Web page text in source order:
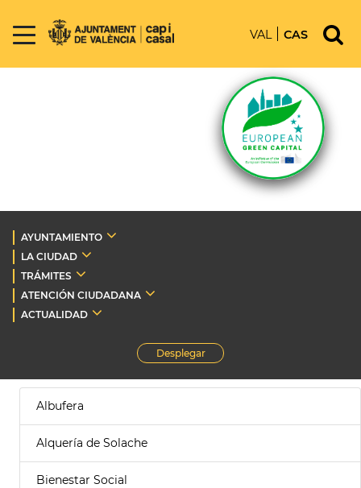
VAL CAS
AYUNTAMIENTO
LA CIUDAD
TRÁMITES
ATENCIÓN CIUDADANA
ACTUALIDAD
Desplegar
Albufera
Alquería de Solache
Bienestar Social